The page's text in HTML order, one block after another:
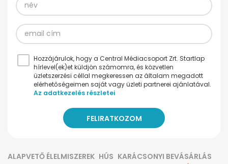
Hozzájárulok, hogy a Central Médiacsoport Zrt. Startlap
hírlevel(ek)et küldjön számomra, és közvetlen
üzletszerzési céllal megkeressen az általam megadott
elérhetőségeimen saját vagy üzleti partnerei ajánlatával.
Az adatkezelés részletei
ALAPVETŐ ÉLELMISZEREK HÚS KARÁCSONYI BEVÁSÁRLÁS